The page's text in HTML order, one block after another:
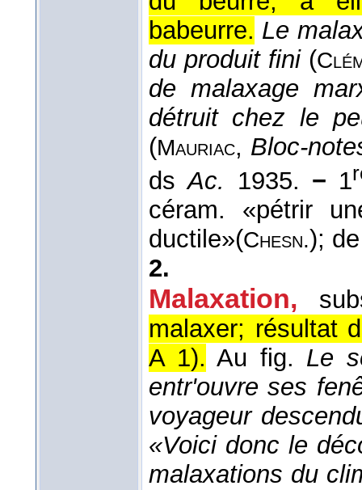
babeurre. Le
du produit fini(
de malaxage
détruit chez le
(Mauriac, Bloc-
dsAc. 1935. − 1
céram. «pétrir
ductile»(Chesn.);
2.
Malaxation,
malaxer; résultat
A 1). Au fig. Le
entr'ouvre ses
voyageur
«Voici donc le
malaxations du